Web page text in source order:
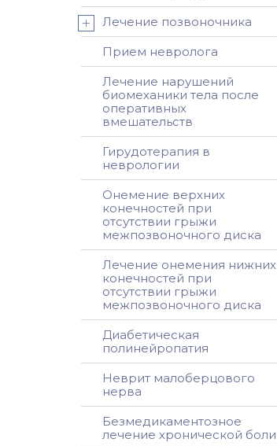
Лечение позвоночника
Прием невролога
Лечение нарушений
биомеханики тела после
оперативных
вмешательств
Гирудотерапия в
неврологии
Онемение верхних
конечностей при
отсутствии грыжи
межпозвоночного диска
Лечение онемения нижних
конечностей при
отсутствии грыжи
межпозвоночного диска
Диабетическая
полинейропатия
Неврит малоберцового
нерва
Безмедикаментозное
лечение хронической боли